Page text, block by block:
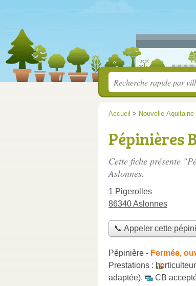
Accueil > Nouvelle-Aquitaine
Pépinières
Cette fiche présente
Aslonnes.
1 Pigerolles
86340 Aslonnes
📞 Appeler cette
Pépinière - Fermée,
Prestations : horticulteur
adaptée),
CB